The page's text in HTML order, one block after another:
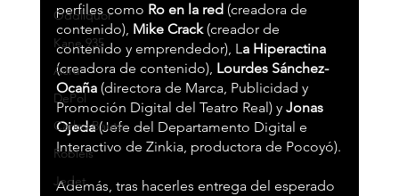
Oddliquor
Kane 935
Acru
DePol
Carlos Baute
Robleis
Jedet
perfiles como Ro en la red (creadora de
contenido), Mike Crack (creador de
contenido y emprendedor), La Hiperactina
(creadora de contenido), Lourdes Sánchez-
Ocaña (directora de Marca, Publicidad y
Promoción Digital del Teatro Real) y Jonas
Ojeda (Jefe del Departamento Digital e
Interactivo de Zinkia, productora de Pocoyó).
Además, tras hacerles entrega del esperado